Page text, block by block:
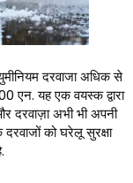
दरवाजा अधिक से
एन. यह एक वयस्क द्वारा
दरवाज़ा अभी भी अपनी
को घरेलू सुरक्षा